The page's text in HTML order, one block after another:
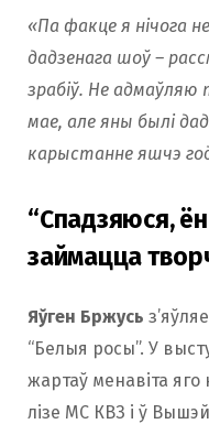
«Па факце я нічога
дадзенага шоў –
зрабіў. Не
мае, але яны былі
карыстанне яшчэ
“Спадзяюся,
займацца
Яўген Бржусь
“Белыя росы”. У
жартаў менавіта яго
лізе МС КВЗ і ў